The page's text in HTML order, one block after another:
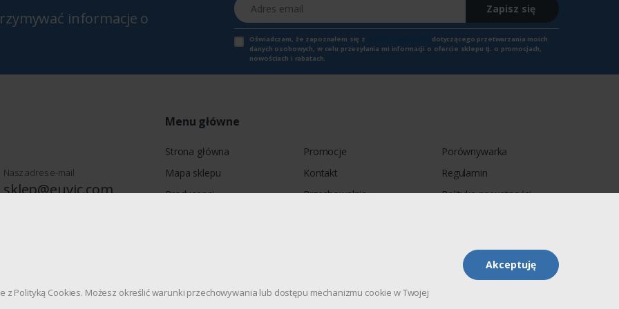
z Polityką Cookies. Możesz określić warunki przechowywania lub dostępu mechanizmu cookie w Twojej
Akceptuję
informacje o
Zapisz się
Oświadczam, że zapoznałem się z
dotyczącego przetwarzania moich
danych osobowych, w celu przesyłania mi informacji o ofercie sklepu tj. o promocjach,
nowościach i rabatach.
Nasz adres e-mail
sklep@euvic.com
Menu główne
Strona główna
Mapa sklepu
Producenci
Promocje
Kontakt
Przechowalnia
Porównywarka
Regulamin
Polityka prywatności